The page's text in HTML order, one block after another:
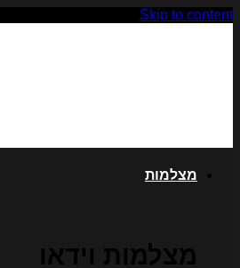
Skip to content
מצלמות
מצלמות וידאו